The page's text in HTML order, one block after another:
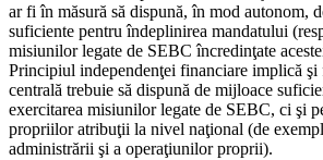
ar fi în măsură să dispună, în mod autonom,
suficiente pentru îndeplinirea mandatului
misiunilor legate de SEBC încredinţate
Principiul independenţei financiare implică şi
centrală trebuie să dispună de mijloace
exercitarea misiunilor legate de SEBC, ci şi
propriilor atribuţii la nivel naţional (de
administrării şi a operaţiunilor proprii).